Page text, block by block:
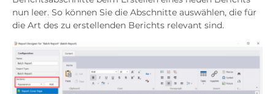
nun leer. So können Sie die Abschnitte auswählen, die für
die Art des zu erstellenden Berichts relevant sind.